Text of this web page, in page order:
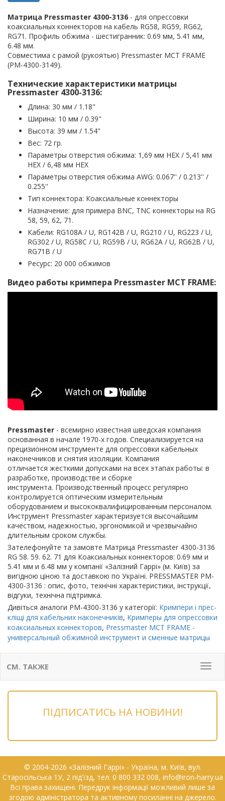
Матрица Pressmaster 4300-3136 - для опрессовки
коаксиальных коннекторов на кабель RG58, RG59, RG62,
RG71. Профиль обжима - шестигранник: 0.69 мм, 5.41 мм,
6.48 мм.
Совместима с рамой (рукоятью) Pressmaster MCT FRAME
(PM-4300-3149).
Технические характеристики матрицы
Pressmaster 4300-3136:
Длина: 30 мм / 1.18"
Ширина: 10 мм / 0.39"
Высота: 39 мм / 1.54"
Вес: 72 гр.
Параметры отверстия обжима: 1,69 мм HEX / 5,41 мм
HEX / 6,48 мм HEX
Параметры отверстия обжима AWG: 0.067'' / 0.213'' /
0.255''
Тип коннектора: Коаксиальные коннекторы
Назначение: для примера BNC, TNC коннекторы на RG
58, 59, 62, 71.
Кабели: RG108A / U, RG142B / U, RG210 / U, RG223 / U,
RG302 / U, RG58C / U, RG59B / U, RG62A / U, RG62B / U,
RG71B / U
Ресурс: 20 000 обжимов
Видео работы кримпера Pressmaster MCT FRAME:
Pressmaster - всемирно известная шведская компания
основанная в начале 1970-х годов. Специализируется на
прецизионном инструменте для опрессовки кабельных
наконечников и снятия изоляции. Компания
отличается жесткими допусками на всех этапах работы: в
разработке, производстве и сборке
инструмента. Производственный процесс регулярно
контролируется оптическим измерительным
оборудованием и высококвалифицированным персоналом.
Инструмент Pressmaster характеризуется высочайшим
качеством, надежностью, эргономикой и чрезвычайно
длительным сроком службы.
Зателефонуйте та замовте Матрица Pressmaster 4300-3136
RG 58. 59. 62. 71 для Коаксиальных коннекторов: 0.69 мм и
5.41 мм и 6.48 мм у компанії «Залізний Гаррі» (м. Київ) за
вигідною ціною та доставкою по Україні. PRESSMASTER PM-
4300-3136 : опис, фото, технічні характеристики, інструкції,
відгуки, технічна підтримка.
Дивіться аналоги PM-4300-3136 у категорії: Кримпери і прес-
кліщі для кабельних наконечників, Кримперы для опрессовки
коаксиальных коннекторов, Pressmaster MCT FRAME -
универсальный обжимной инструмент и сменные матрицы
Меню
СМ. ТАКЖЕ
ПІДПИСАТИСЬ НА НОВИНИ!
© 2004-2026 «Залізний Гаррі» - Українa, м. Київ, вул.
Старосільська 1У, 2 під'їзд, тел: 0 800 332 008, info@iron-harry.ua
Всі права захищені. Передрук інформації можливий лише за
згодою адміністратора та активному посиланні на джерело.